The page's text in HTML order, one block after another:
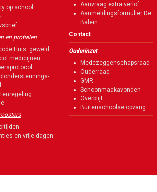
op school
en profielen
Huis. geweld
medicijnen
en vrije dagen
Aanvraag extra verlof
Aanmeldingsformulier De
Balein
Contact
Ouderinzet
Medezeggenschapsraad
Ouderraad
GMR
Schoonmaakavonden
Overblijf
Buitenschoolse opvang